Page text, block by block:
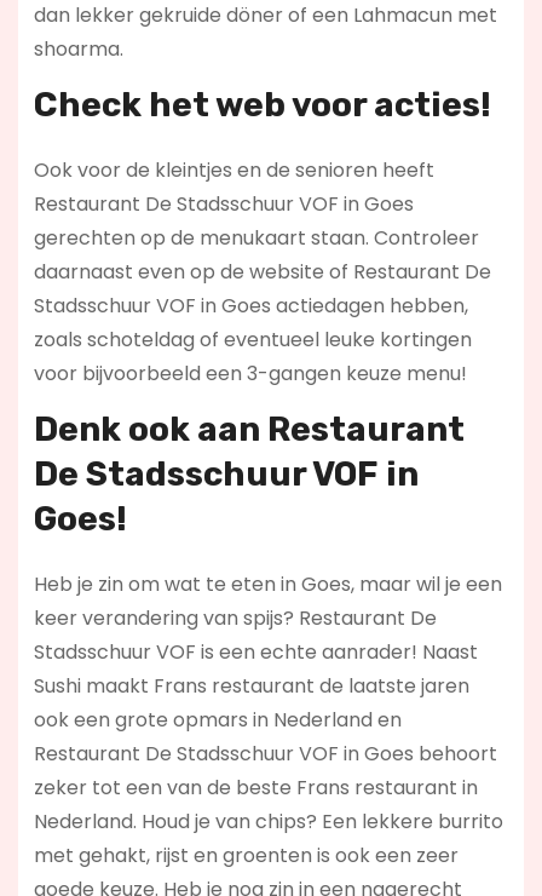
dan lekker gekruide döner of een Lahmacun met
shoarma.
Check het web voor acties!
Ook voor de kleintjes en de senioren heeft
Restaurant De Stadsschuur VOF in Goes
gerechten op de menukaart staan. Controleer
daarnaast even op de website of Restaurant De
Stadsschuur VOF in Goes actiedagen hebben,
zoals schoteldag of eventueel leuke kortingen
voor bijvoorbeeld een 3-gangen keuze menu!
Denk ook aan Restaurant
De Stadsschuur VOF in
Goes!
Heb je zin om wat te eten in Goes, maar wil je een
keer verandering van spijs? Restaurant De
Stadsschuur VOF is een echte aanrader! Naast
Sushi maakt Frans restaurant de laatste jaren
ook een grote opmars in Nederland en
Restaurant De Stadsschuur VOF in Goes behoort
zeker tot een van de beste Frans restaurant in
Nederland. Houd je van chips? Een lekkere burrito
met gehakt, rijst en groenten is ook een zeer
goede keuze. Heb je nog zin in een nagerecht